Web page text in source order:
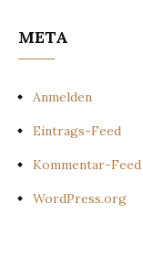
META
Anmelden
Eintrags-Feed
Kommentar-Feed
WordPress.org